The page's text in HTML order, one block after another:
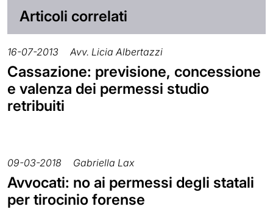
Articoli correlati
16-07-2013 Avv. Licia Albertazzi
Cassazione: previsione, concessione
e valenza dei permessi studio
retribuiti
09-03-2018 Gabriella Lax
Avvocati: no ai permessi degli statali
per tirocinio forense